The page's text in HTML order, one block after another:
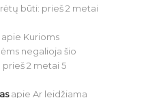
būti: prieš 2 metai
apie Kurioms
negalioja šio
prieš 2 metai 5
apieAr leidžiama